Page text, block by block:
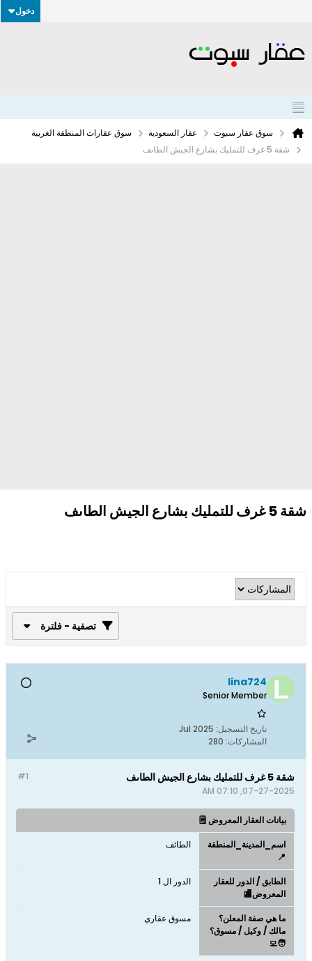
دخول
سوق عقار سبوت عقار السعودية
سوق عقارات المنطقة الغربية
شقة 5 غرف للتمليك بشارع الجيش الطاىف
شقة 5 غرف للتمليك بشارع الجيش الطاىف
تصفية - فلترة
lina724
Senior Member
تاريخ التسجيل: Jul 2025
المشاركات: 280
#1 شقة 5 غرف للتمليك بشارع الجيش الطاىف
07-27-2025, 07:10 AM
بيانات العقار المعروض 🗒️
اسم_المدينة_المنطقة
📍
الطائف
الطابق / الدور للعقار
المعروض🏬
الدور ال 1
ما هي صفة المعلن؟
مالك / وكيل / مسوق؟
🧑‍💻
مسوق عقاري